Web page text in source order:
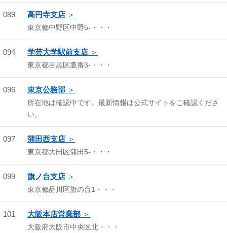
089 高円寺支店
東京都中野区中野5-・・・
094 学芸大学駅前支店
東京都目黒区鷹番3-・・・
096 東京公務部
所在地は確認中です。最新情報は公式サイトをご確認くださ
い。
097 蒲田西支店
東京都大田区蒲田5-・・・
099 旗ノ台支店
東京都品川区旗の台1・・・
101 大阪本店営業部
大阪府大阪市中央区北・・・